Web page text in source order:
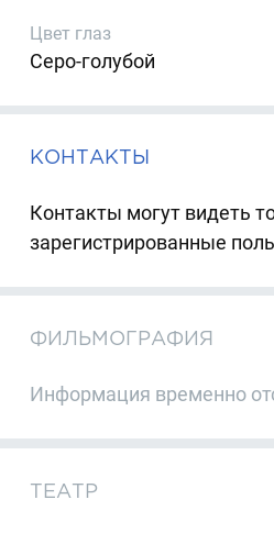
Цвет глаз
Серо-голубой
КОНТАКТЫ
Контакты могут видеть
зарегистрированные
ФИЛЬМОГРАФИЯ
Информация временно
ТЕАТР